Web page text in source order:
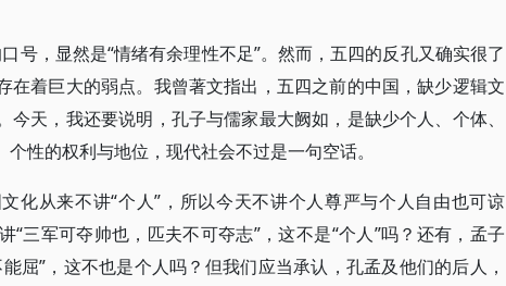
号，显然是“情绪有余理性不足”。然而，五四的反孔又确实很了
在着巨大的弱点。我曾著文指出，五四之前的中国，缺少逻辑文
天，我还要说明，孔子与儒家最大阙如，是缺少个人、个体、
性的权利与地位，现代社会不过是一句空话。
化从来不讲“个人”，所以今天不讲个人尊严与个人自由也可谅
“三军可夺帅也，匹夫不可夺志”，这不是“个人”吗？还有，孟子
屈”，这不也是个人吗？但我们应当承认，孔孟及他们的后人，